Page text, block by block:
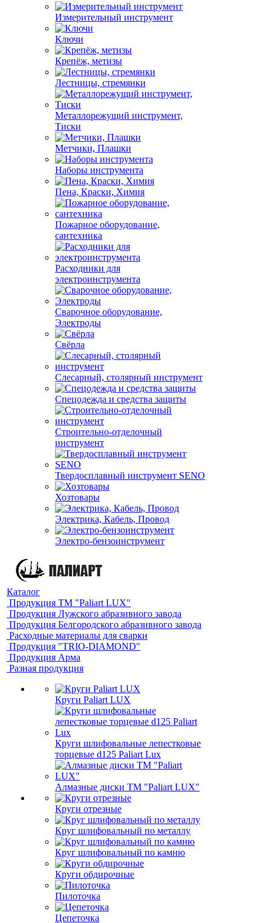
Измерительный инструмент
Ключи
Крепёж, метизы
Лестницы, стремянки
Металлорежущий инструмент,
Тиски
Метчики, Плашки
Наборы инструмента
Пена, Краски, Химия
Пожарное оборудование,
сантехника
Расходники для
электроинструмента
Сварочное оборудование,
Электроды
Свёрла
Слесарный, столярный инструмент
Спецодежда и средства защиты
Строительно-отделочный
инструмент
Твердосплавный инструмент SENO
Хозтовары
Электрика, Кабель, Провод
Электро-бензоинструмент
Каталог
Продукция ТМ "Paliart LUX"
Продукция Лужского абразивного завода
Продукция Белгородского абразивного завода
Расходные материалы для сварки
Продукция "TRIO-DIAMOND"
Продукция Арма
Разная продукция
Круги Paliart LUX
Круги шлифовальные лепестковые
торцевые d125 Paliart Lux
Алмазные диски ТМ "Paliart LUX"
Круги отрезные
Круг шлифовальный по металлу
Круг шлифовальный по камню
Круги обдирочные
Пилоточка
Цепеточка